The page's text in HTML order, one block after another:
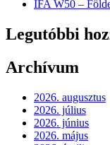
IFA W50 –
Legutóbbi
Archívum
2026. augusztus
2026. július
2026. június
2026. május